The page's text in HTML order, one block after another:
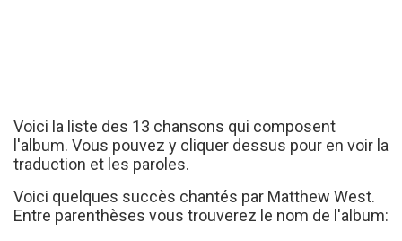
Voici la liste des 13 chansons qui composent
l'album. Vous pouvez y cliquer dessus pour en voir la
traduction et les paroles.
Voici quelques succès chantés par Matthew West.
Entre parenthèses vous trouverez le nom de l'album: